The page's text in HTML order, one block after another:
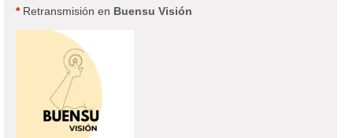
*Retransmisión en Buensu Visión